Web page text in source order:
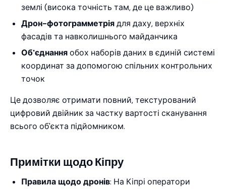
землі (висока точність там, де це важливо)
Дрон-фотограмметріядля даху, верхніх
фасадів та навколишнього майданчика
Об'єднанняобох наборів даних в єдиній системі
координат за допомогою спільних контрольних
точок
Це дозволяє отримати повний, текстурований
цифровий двійник за частку вартості сканування
всього об'єкта підйомником.
Примітки щодо Кіпру
Правила щодо дронів: На Кіпрі оператори